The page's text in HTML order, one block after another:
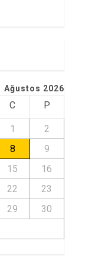
Ağustos 2026
C P
1
2
8
9
15
16
22
23
29
30